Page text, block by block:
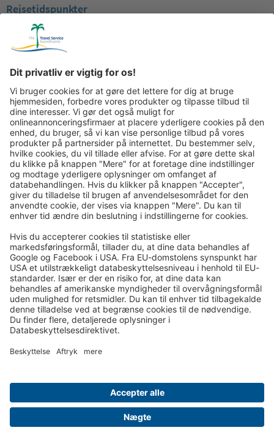
Rejsetidspunkter
Den rejsende skal løbende holde sig orienteret om
afgangssteder og –tidspunkter for de til rejsens gennemførelse
inkluderede transportmidler.
Den rejsende skal holde sig orienteret om hjemrejsetidspunkter
ved i god tid forud for hjemrejsen at høre rejselederen eller
gennemse relevante opslag på et på forhånd aftalt sted for
derved at blive bekendt med, om hjemrejsetidspunktet er
ændret i forhold til det på billetten/ rejsedokumenter anførte
tidspunkt. Rejsende anbefales at kontakte TSS‘ lokale
repræsentant 24 timer inden hjemrejse med henblik på at få
bekræftet tidspunktet.
Den rejsende er endvidere ansvarlig for at overholde eventuelle
af TSS oplyste regler for genbekræftelse af ruteflystrækninger.
Undladelse af at genbekræfte betyder, at de pågældende
pladser til anden side. Den rejsende kan i sådanne tilfælde ikke
gøre krav gældende mod hverken TSS eller flyselskab.
Den rejsende er ansvarlig for at have afsluttet et eventuelt check
in i overensstemmelse med de af TSS oplyste steder og
tidspunkter for seneste check in på ud- og hjemrejsen. Møder
den rejsende ikke rettidigt op til rejsen, mister den rejsende
retten til denne og må i givet fald foretage rejsen for egen
Graviditet
Det bør bemærkes, at gravide ikke må være passagerer på fly,